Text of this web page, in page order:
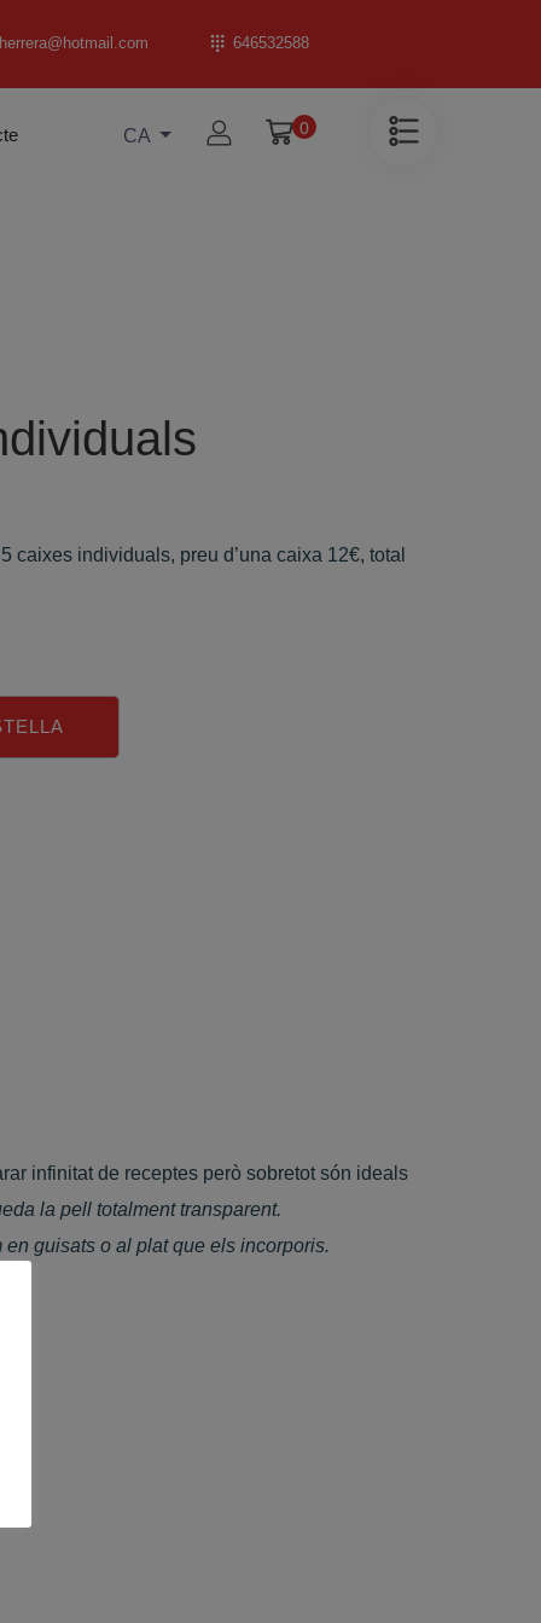
646532588
CA 0
caixes individuals, preu d’una caixa 12€, total
infinitat de receptes però sobretot són ideals
la pell totalment transparent.
guisats o al plat que els incorporis.